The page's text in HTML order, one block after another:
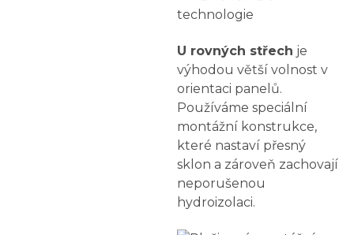
U rovných střech je
výhodou větší volnost v
orientaci panelů.
Používáme speciální
montážní konstrukce,
které nastaví přesný
sklon a zároveň zachovají
neporušenou
hydroizolaci.